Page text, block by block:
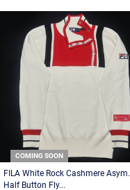
COMING SOON
FILA White Rock Cashmere Asym.
Half Button Fly...